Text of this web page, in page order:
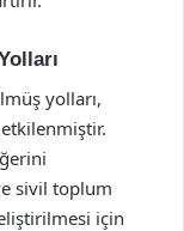
yolları,
sivil toplum
için